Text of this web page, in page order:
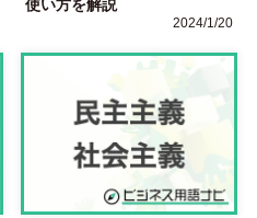
使い方を解説
2024/1/20